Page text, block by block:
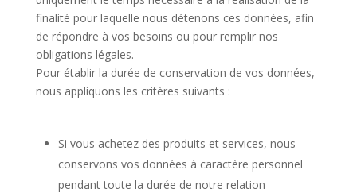
finalité pour laquelle nous détenons ces données, afin
de répondre à vos besoins ou pour remplir nos
obligations légales.
Pour établir la durée de conservation de vos données,
nous appliquons les critères suivants :
Si vous achetez des produits et services, nous
conservons vos données à caractère personnel
pendant toute la durée de notre relation